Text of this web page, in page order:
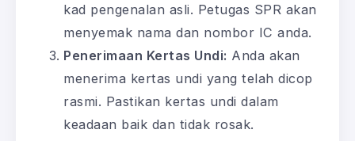
kad pengenalan asli. Petugas SPR akan
menyemak nama dan nombor IC anda.
Penerimaan Kertas Undi: Anda akan
menerima kertas undi yang telah dicop
rasmi. Pastikan kertas undi dalam
keadaan baik dan tidak rosak.